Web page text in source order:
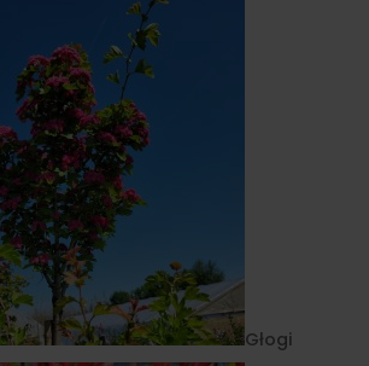
Głogi